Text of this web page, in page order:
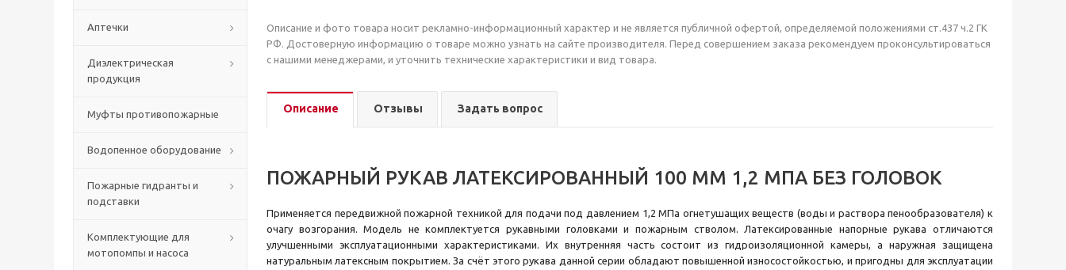
Аптечки
Диэлектрическая
продукция
Муфты противопожарные
Водопенное оборудование
Пожарные гидранты и
подставки
Комплектующие для
мотопомпы и насоса
Описание и фото товара носит рекламно-информационный характер и не является публичной офертой, определяемой положениями ст.437 ч.2 ГК
РФ. Достоверную информацию о товаре можно узнать на сайте производителя. Перед совершением заказа рекомендуем проконсультироваться
с нашими менеджерами, и уточнить технические характеристики и вид товара.
Описание Отзывы Задать вопрос
ПОЖАРНЫЙ РУКАВ ЛАТЕКСИРОВАННЫЙ 100 ММ 1,2 МПА БЕЗ ГОЛОВОК
Применяется передвижной пожарной техникой для подачипод давлением 1,2 МПа огнетушащих веществ (воды и раствора пенообразователя) к
очагу возгорания. Модель не комплектуется рукавными головками и пожарным стволом. Латексированные напорные рукава отличаются
улучшенными эксплуатационными характеристиками. Их внутренняя часть состоит из гидроизоляционной камеры, а наружная защищена
натуральным латексным покрытием. За счёт этого рукава данной серии обладают повышенной износостойкостью, и пригодны для эксплуатации